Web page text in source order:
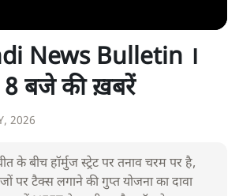
News Bulletin ।
8 बजे की ख़बरें
2026
के बीच हॉर्मुज स्ट्रेट पर तनाव चरम पर है,
पर टैक्स लगाने की गुप्त योजना का दावा